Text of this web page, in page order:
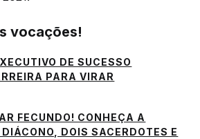
vocações!
DE SUCESSO
PARA VIRAR
FECUNDO! CONHEÇA A
DOIS SACERDOTES E